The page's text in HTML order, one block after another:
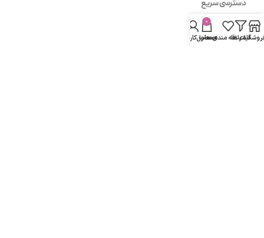
دسترسی سریع
- صفحه اصلی
فیلتر ها
علاقه مندی ها
0
محصول
حساب کاربری من